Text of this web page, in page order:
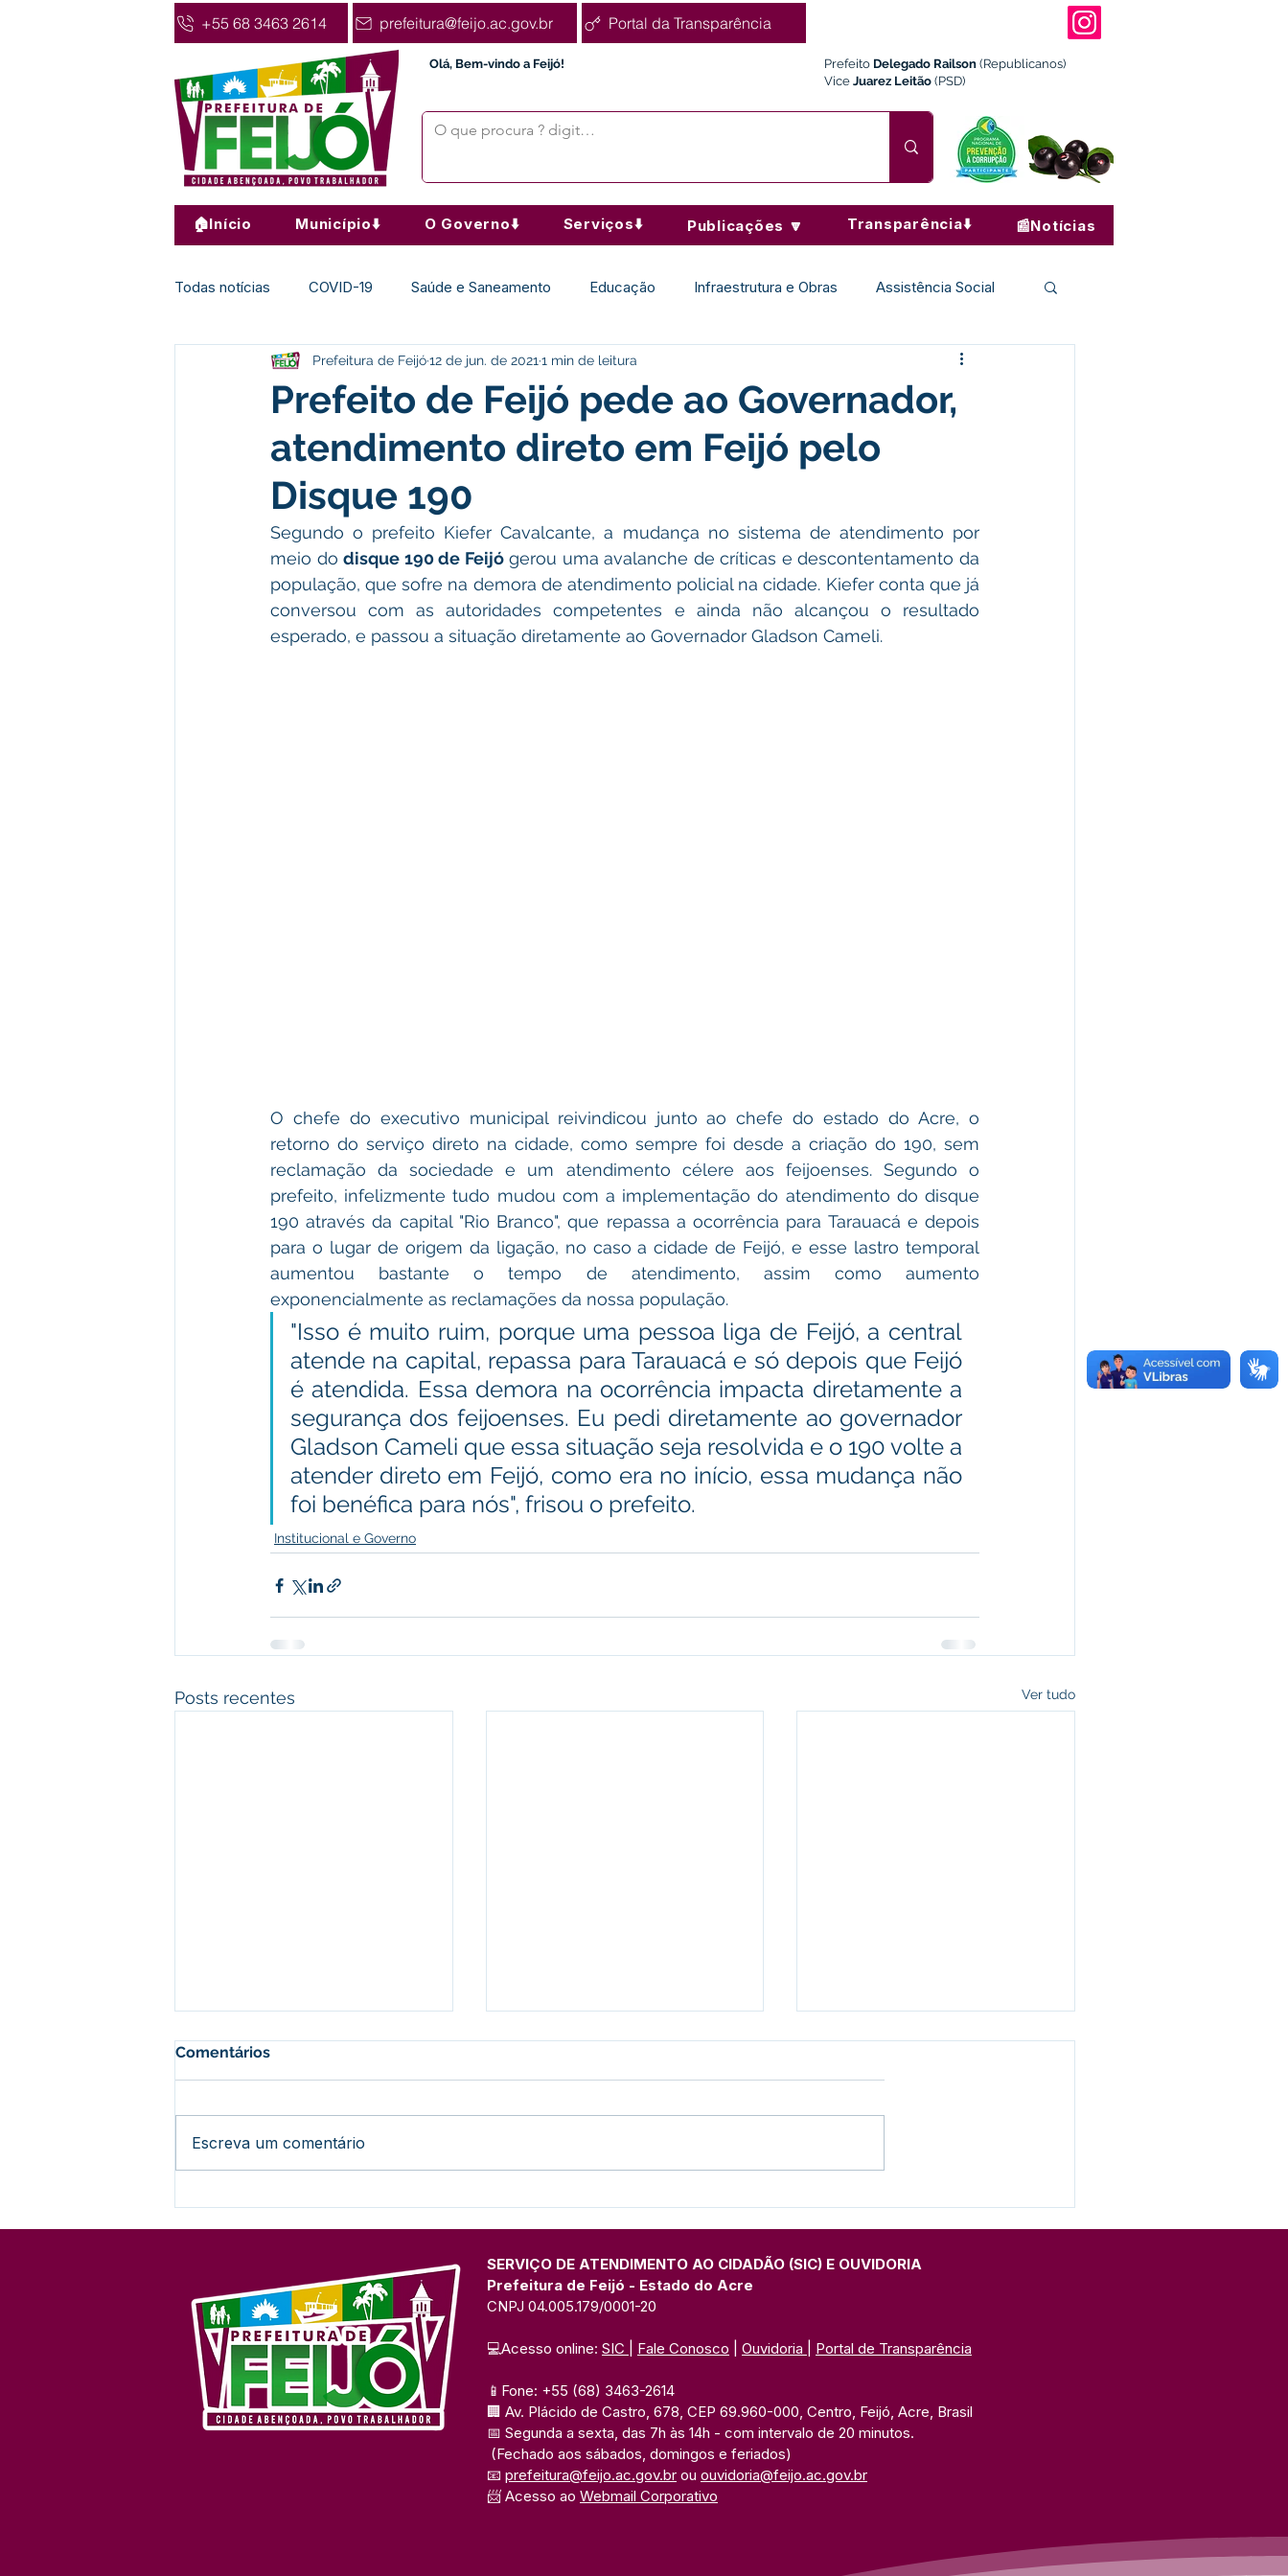
+55 68 3463 2614 prefeitura@feijo.ac.gov.br Portal da Transparência
Olá, Bem-vindo a Feijó! Prefeito Delegado Railson (Republicanos)
Vice Juarez Leitão (PSD)
🏠Início Município⬇️ O Governo⬇️ Serviços⬇️ Publicações 🔽 Transparência⬇️ 📰Notícias
Todas notícias COVID-19 Saúde e Saneamento Educação Infraestrutura e Obras Assistência Social
Agricultura Nota de Pesar Desporto Cultura e Lazer Institucional e Governo
Meio Ambiente e Turismo Datas Comemorativas Campanhas Vacinômetro Comunicado
Convênios e Parcerias Dengue
Nota de Esclarecimento Comunidade Licitações No gabinete Gestão Agricultura
Prefeito de Feijó pede ao Governador,
atendimento direto em Feijó pelo
Disque 190
Prefeitura de Feijó12 de jun. de 2021 1 min de leitura
Segundo o prefeito Kiefer Cavalcante, a mudança no sistema de atendimento por
meio do disque 190 de Feijó gerou uma avalanche de críticas e descontentamento da
população, que sofre na demora de atendimento policial na cidade. Kiefer conta que já
conversou com as autoridades competentes e ainda não alcançou o resultado
esperado, e passou a situação diretamente ao Governador Gladson Cameli.
O chefe do executivo municipal reivindicou junto ao chefe do estado do Acre, o
retorno do serviço direto na cidade, como sempre foi desde a criação do 190, sem
reclamação da sociedade e um atendimento célere aos feijoenses. Segundo o
prefeito, infelizmente tudo mudou com a implementação do atendimento do disque
190 através da capital "Rio Branco", que repassa a ocorrência para Tarauacá e depois
para o lugar de origem da ligação, no caso a cidade de Feijó, e esse lastro temporal
aumentou bastante o tempo de atendimento, assim como aumento
exponencialmente as reclamações da nossa população.
"Isso é muito ruim, porque uma pessoa liga de Feijó, a central
atende na capital, repassa para Tarauacá e só depois que Feijó
é atendida. Essa demora na ocorrência impacta diretamente a
segurança dos feijoenses. Eu pedi diretamente ao governador
Gladson Cameli que essa situação seja resolvida e o 190 volte a
atender direto em Feijó, como era no início, essa mudança não
foi benéfica para nós", frisou o prefeito.
Institucional e Governo
Posts recentes Ver tudo
Açaí na Expo Juruá
UFAC
Comentários
Escreva um comentário
SERVIÇO DE ATENDIMENTO AO CIDADÃO (SIC) E OUVIDORIA
Prefeitura de Feijó - Estado do Acre
CNPJ 04.005.179/0001-20
💻Acesso online: SIC Fale Conosco Ouvidoria Portal de Transparência
📱Fone: +55 (68) 3463-2614
🏢 Av. Plácido de Castro, 678, CEP 69.960-000, Centro, Feijó, Acre, Brasil
📅 Segunda a sexta, das 7h às 14h - com intervalo de 20 minutos.
(Fechado aos sábados, domingos e feriados)
📧 prefeitura@feijo.ac.gov.br ou ouvidoria@feijo.ac.gov.br
📨 Acesso ao Webmail Corporativo